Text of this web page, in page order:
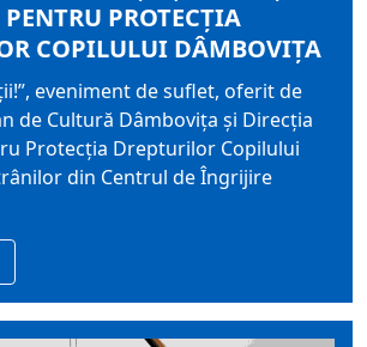
PROTECȚIA
COPILULUI DÂMBOVIȚA
eveniment de suflet, oferit de
de Cultură Dâmbovița și Direcția
Protecția Drepturilor Copilului
din Centrul de Îngrijire